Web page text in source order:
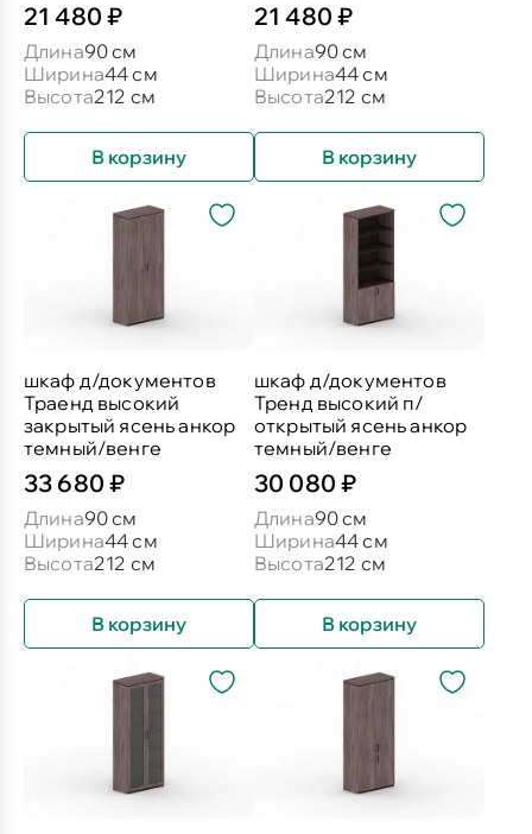
21 480 ₽
Длина90 см
Ширина44 см
Высота212 см
В корзину
21 480 ₽
Длина90 см
Ширина44 см
Высота212 см
В корзину
шкаф д/документов
Траенд высокий
закрытый ясень анкор
темный/венге
33 680 ₽
Длина90 см
Ширина44 см
Высота212 см
В корзину
шкаф д/документов
Тренд высокий п/
открытый ясень анкор
темный/венге
30 080 ₽
Длина90 см
Ширина44 см
Высота212 см
В корзину